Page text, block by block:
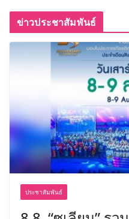
ข่าวประชาสัมพันธ์
ประชาสัมพันธ์